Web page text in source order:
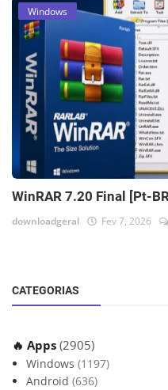
Windows
WinRAR 7.20 Final [Pt-
downloadgeral Fev 7, 2026
CATEGORIAS
🔥 Apps (2905)
Windows (1197)
Android (636)